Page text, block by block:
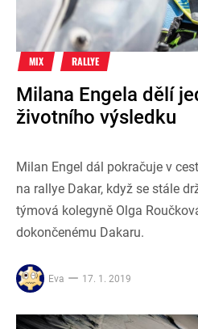
MIX RALLYE
Milana Engela dělí
životního výsledku
Milan Engel dál pokračuje v
na rallye Dakar, když se stále
týmová kolegyně Olga
dokončenému Dakaru.
Eva 17. 1. 2019